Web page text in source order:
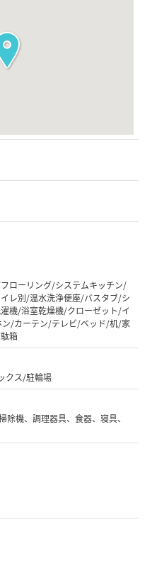
ローリング/システムキッチン/
レ別/温水洗浄便座/バスタブ/シ
機/浴室乾燥機/クローゼット/イ
ン/カーテン/テレビ/ベッド/机/家
箱
クス/駐輪場
機、調理器具、食器、寝具、